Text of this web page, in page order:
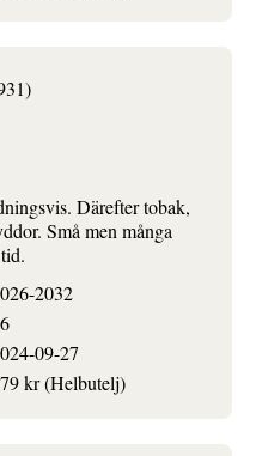
Därefter tobak,
Små men många
2032
09-27
kr (Helbutelj)